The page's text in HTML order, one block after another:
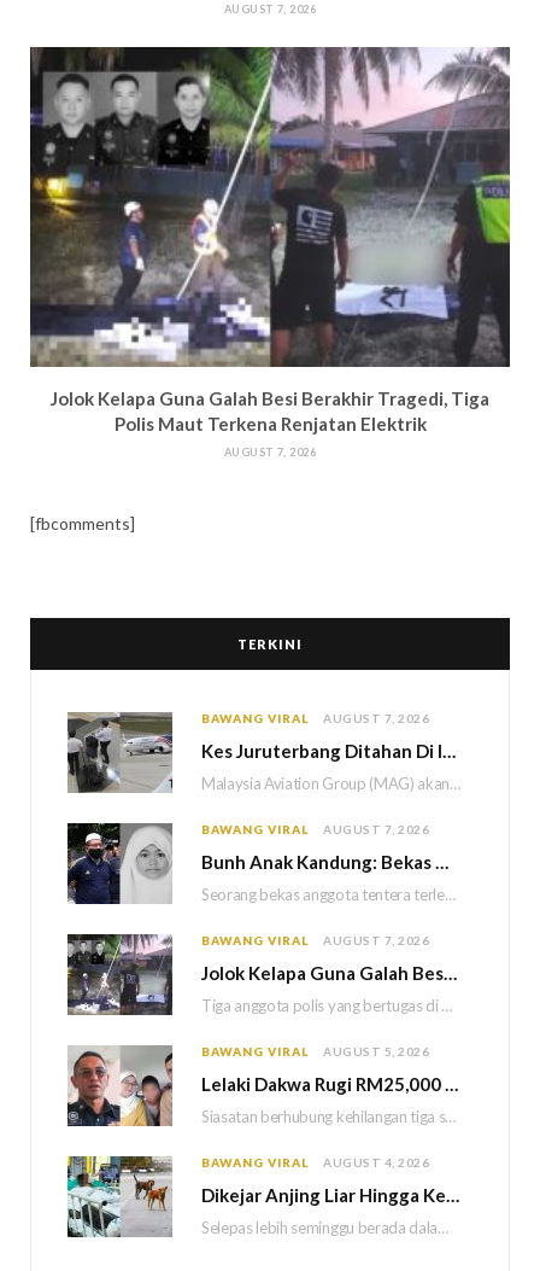
AUGUST 7, 2026
Jolok Kelapa Guna Galah Besi Berakhir Tragedi, Tiga
Polis Maut Terkena Renjatan Elektrik
AUGUST 7, 2026
[fbcomments]
TERKINI
BAWANG VIRAL AUGUST 7, 2026
Kes Juruterbang Ditahan Di Indonesia, MAG Wajibkan Saringan Dadah 1,260 Juruterbang Malaysia Airlines
Malaysia Aviation Group (MAG) akan melaksanakan saringan dadah mandatori terhadap semua juruterbang Malaysia Airlines sebagai…
BAWANG VIRAL AUGUST 7, 2026
Bunh Anak Kandung: Bekas Anggota Tentera Terlepas Hukuman M
Seorang bekas anggota tentera terlepas daripada hukuman gantung selepas Mahkamah Persekutuan memutuskan untuk menggantikan hukuman…
BAWANG VIRAL AUGUST 7, 2026
Jolok Kelapa Guna Galah Besi Berakhir Tragedi, Tiga Polis Maut Terkena Renjatan Elektrik
Tiga anggota polis yang bertugas di Balai Polis Weston maut selepas dipercayai terkena renjatan elektrik…
BAWANG VIRAL AUGUST 5, 2026
Lelaki Dakwa Rugi RM25,000 Akibat Hutang Kutu, Polis Siasat Kaitan Dengan Kehilangan Tiga Beranak
Siasatan berhubung kehilangan tiga sekeluarga di Bukit Kayu Hitam kini memasuki perkembangan baharu apabila polis…
BAWANG VIRAL AUGUST 4, 2026
Dikejar Anjing Liar Hingga Kemalangan, Mekanik Berdepan Risiko Kecederaan Otak Kekal
Selepas lebih seminggu berada dalam keadaan koma akibat kemalangan dipercayai berpunca daripada kejadian dikejar sekumpulan…